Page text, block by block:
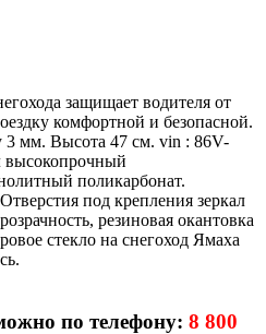
защищает водителя от
комфортной и безопасной.
3 мм. Высота 47 см. vin : 86V-
высокопрочный
поликарбонат.
под крепления зеркал
резиновая окантовка
стекло на снегоход Ямаха
по телефону: 8 800